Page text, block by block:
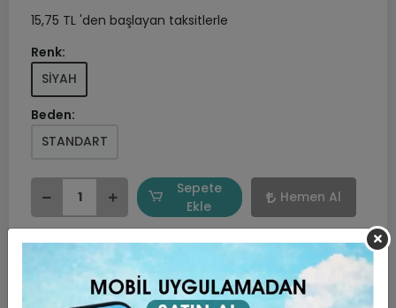
15,75 TL 'den başlayan taksitlerle
Renk:
SİYAH
Beden:
STANDART
Sepete
Ekle
Hemen Al
Favorilerime ekle
Hızlı Gönderi Güvenli Alışveriş İade ve Değişim